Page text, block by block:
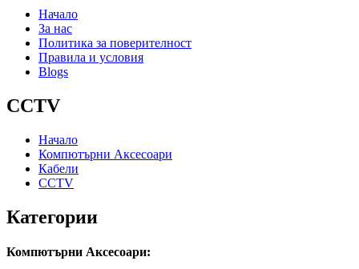
Начало
За нас
Политика за поверителност
Правила и условия
Blogs
CCTV
Начало
Компютърни Аксесоари
Кабели
CCTV
Категории
Компютърни Аксесоари: